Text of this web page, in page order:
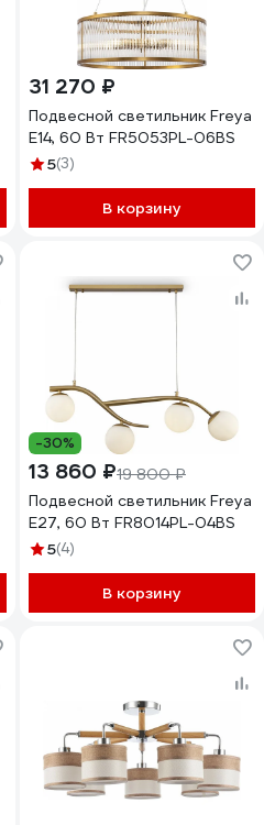
31 270 ₽
Подвесной светильник Freya
E14, 60 Вт FR5053PL-06BS
5(3)
В корзину
-30%
13 860 ₽19 800 ₽
Подвесной светильник Freya
E27, 60 Вт FR8014PL-04BS
5(4)
В корзину